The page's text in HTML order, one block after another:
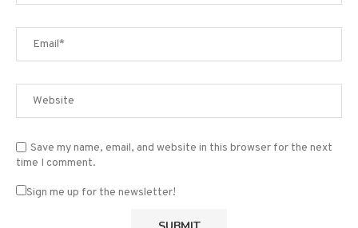
Save my name, email, and website in this browser for the next
time I comment.
Sign me up for the newsletter!